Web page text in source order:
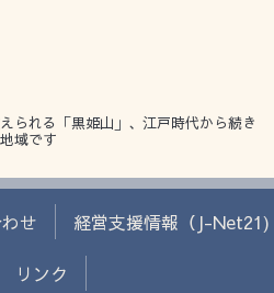
られる「黒姫山」、江戸時代から続き
域です
せ 経営支援情報（J-Net21)
リンク